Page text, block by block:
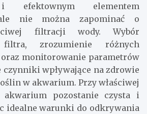
i efektownym elementem
nie można zapominać o
filtracji wody. Wybór
filtra, zrozumienie różnych
monitorowanie parametrów
wpływające na zdrowie
w akwarium. Przy właściwej
pozostanie czysta i
idealne warunki do odkrywania